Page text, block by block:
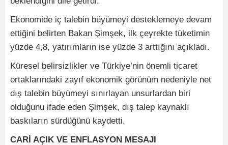
Ekonomide iç talebin büyümeyi desteklemeye devam
ettiğini belirten Bakan Şimşek, ilk çeyrekte tüketimin
yüzde 4,8, yatırımların ise yüzde 3 arttığını açıkladı.
Küresel belirsizlikler ve Türkiye’nin önemli ticaret
ortaklarındaki zayıf ekonomik görünüm nedeniyle net
dış talebin büyümeyi sınırlayan unsurlardan biri
olduğunu ifade eden Şimşek, dış talep kaynaklı
baskıların sürdüğünü kaydetti.
CARİ AÇIK VE ENFLASYON MESAJI